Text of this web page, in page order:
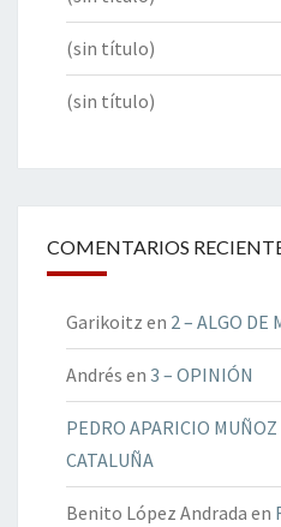
(sin título)
(sin título)
COMENTARIOS
Garikoitz en 2 – ALGO DE
Andrés en 3 – OPINIÓN
PEDRO APARICIO MUÑOZ
CATALUÑA
Benito López Andrada en